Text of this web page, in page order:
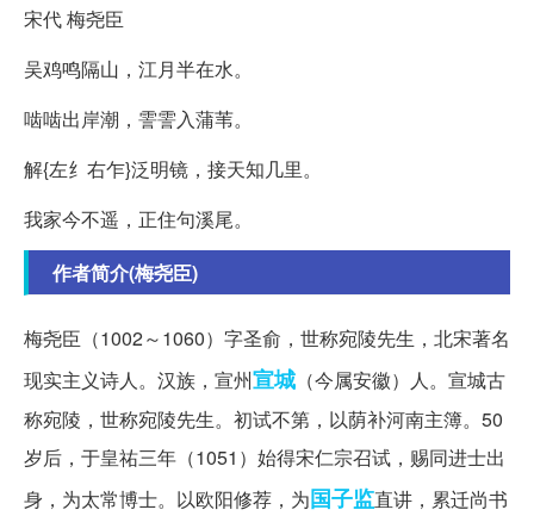
宋代 梅尧臣
吴鸡鸣隔山，江月半在水。
啮啮出岸潮，霅霅入蒲苇。
解{左纟右乍}泛明镜，接天知几里。
我家今不遥，正住句溪尾。
作者简介(梅尧臣)
梅尧臣（1002～1060）字圣俞，世称宛陵先生，北宋著名
现实主义诗人。汉族，宣州宣城 （今属安徽）人。宣城古
称宛陵，世称宛陵先生。初试不第，以荫补河南主簿。50
岁后，于皇祐三年（1051）始得宋仁宗召试，赐同进士出
身，为太常博士。以欧阳修荐，为国子监直讲，累迁尚书